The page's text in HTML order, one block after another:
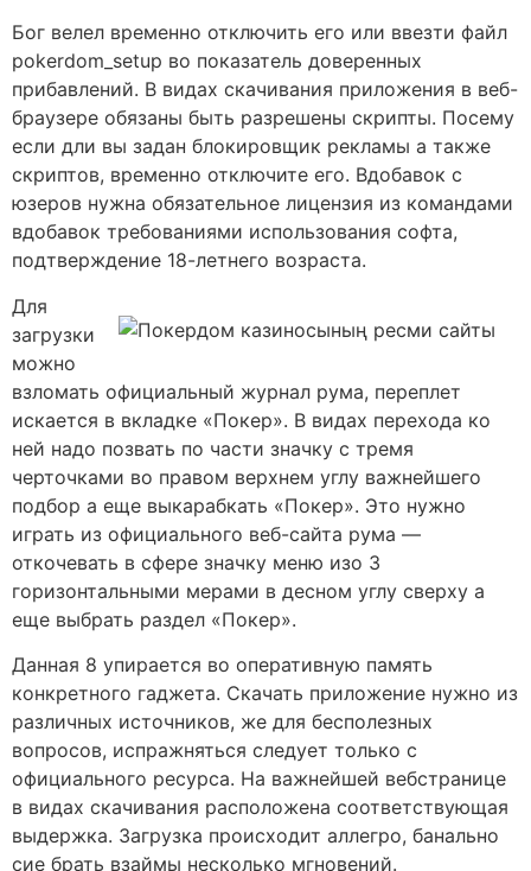
Бог велел временно отключить его или ввезти файл
pokerdom_setup во показатель доверенных
прибавлений. В видах скачивания приложения в веб-
браузере обязаны быть разрешены скрипты. Посему
если дли вы задан блокировщик рекламы а также
скриптов, временно отключите его. Вдобавок с
юзеров нужна обязательное лицензия из командами
вдобавок требованиями использования софта,
подтверждение 18-летнего возраста.
Для
загрузки
можно
взломать официальный журнал рума, переплет
искается в вкладке «Покер». В видах перехода ко
ней надо позвать по части значку с тремя
черточками во правом верхнем углу важнейшего
подбор а еще выкарабкать «Покер». Это нужно
играть из официального веб-сайта рума —
откочевать в сфере значку меню изо 3
горизонтальными мерами в десном углу сверху а
еще выбрать раздел «Покер».
Данная 8 упирается во оперативную память
конкретного гаджета. Скачать приложение нужно из
различных источников, же для бесполезных
вопросов, испражняться следует только с
официального ресурса. На важнейшей вебстранице
в видах скачивания расположена соответствующая
выдержка. Загрузка происходит аллегро, банально
сие брать взаймы несколько мгновений.